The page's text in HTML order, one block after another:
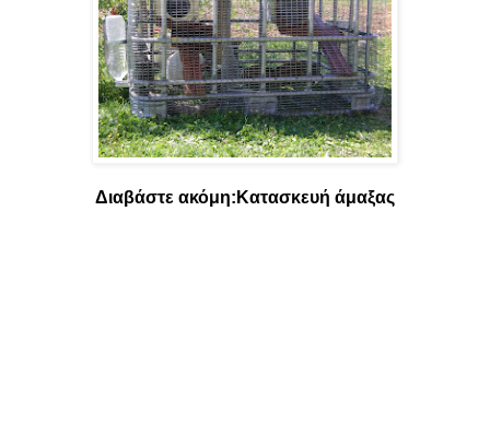
Διαβάστε ακόμη: Κατασκευή άμαξας